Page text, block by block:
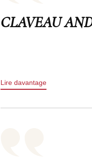
CLAVEAU
Lire davantage